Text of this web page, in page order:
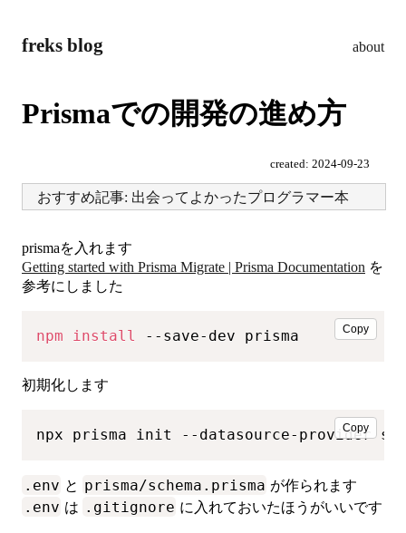
freks blog about
Prismaでの開発の進め方
created: 2024-09-23
おすすめ記事: 出会ってよかったプログラマー本
prismaを入れます
Getting started with Prisma Migrate | Prisma Documentation を
参考にしました
npm install --save-dev prisma Copy
初期化します
npx prisma init --datasource-provider
Copy
.env と prisma/schema.prisma が作られます
.env は .gitignore に入れておいたほうがいいです